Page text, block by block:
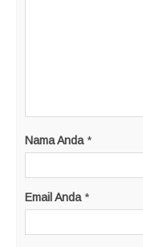
Nama Anda *
Email Anda *